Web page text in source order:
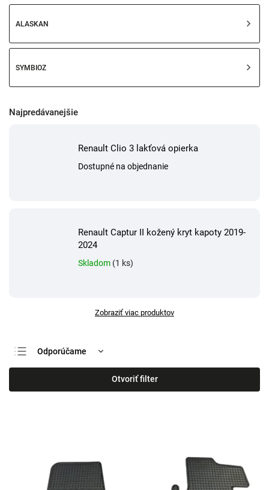
ALASKAN
SYMBIOZ
Najpredávanejšie
Renault Clio 3 lakťová opierka
Dostupné na objednanie
Renault Captur II kožený kryt kapoty 2019-
2024
Skladom (1 ks)
Zobraziť viac produktov
Odporúčame
Najlacnejšie
Najdrahšie
Otvoriť filter